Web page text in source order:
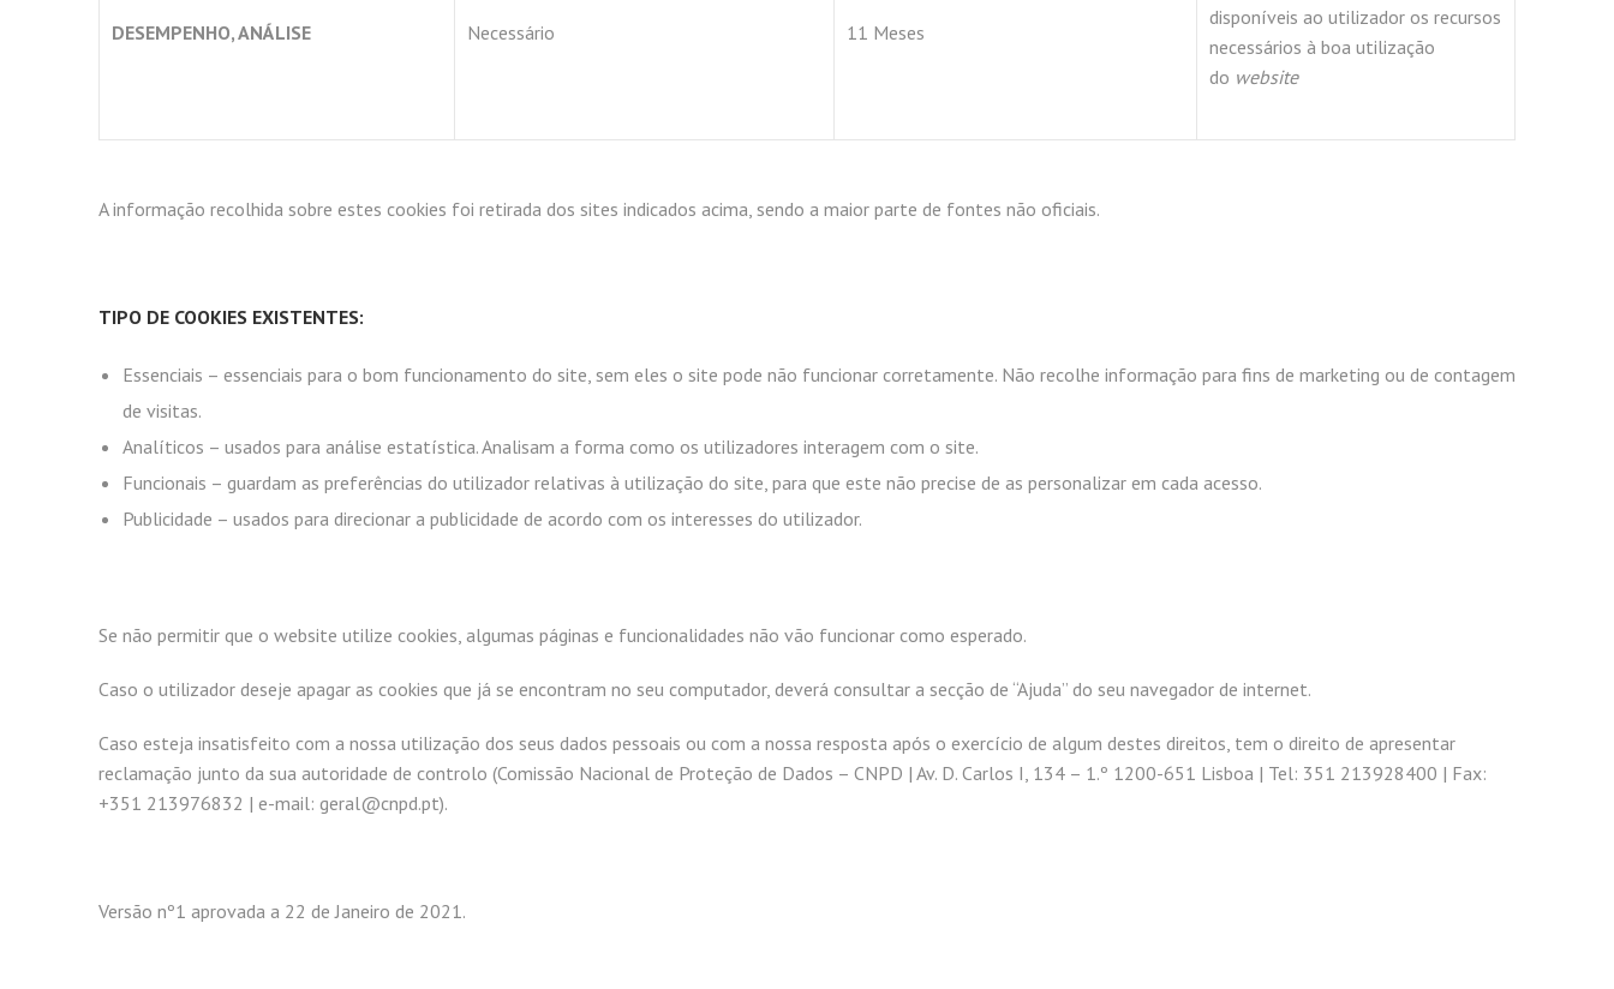
DESEMPENHO, ANÁLISE Necessário 11 Meses
disponíveis ao utilizador os recursos
necessários à boa utilização
do website
A informação recolhida sobre estes cookies foi retirada dos sites indicados acima, sendo a maior parte de fontes não oficiais.
TIPO DE COOKIES EXISTENTES:
Essenciais – essenciais para o bom funcionamento do site, sem eles o site pode não funcionar corretamente. Não recolhe informação para fins de marketing ou de contagem
de visitas.
Analíticos – usados para análise estatística. Analisam a forma como os utilizadores interagem com o site.
Funcionais – guardam as preferências do utilizador relativas à utilização do site, para que este não precise de as personalizar em cada acesso.
Publicidade – usados para direcionar a publicidade de acordo com os interesses do utilizador.
Se não permitir que o website utilize cookies, algumas páginas e funcionalidades não vão funcionar como esperado.
Caso o utilizador deseje apagar as cookies que já se encontram no seu computador, deverá consultar a secção de “Ajuda” do seu navegador de internet.
Caso esteja insatisfeito com a nossa utilização dos seus dados pessoais ou com a nossa resposta após o exercício de algum destes direitos, tem o direito de apresentar
reclamação junto da sua autoridade de controlo (Comissão Nacional de Proteção de Dados – CNPD | Av. D. Carlos I, 134 – 1.º 1200-651 Lisboa | Tel: 351 213928400 | Fax:
+351 213976832 | e-mail: geral@cnpd.pt).
Versão nº1 aprovada a 22 de Janeiro de 2021.